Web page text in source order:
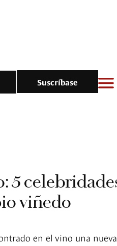
Suscríbase
5
viñedo
en el vino una